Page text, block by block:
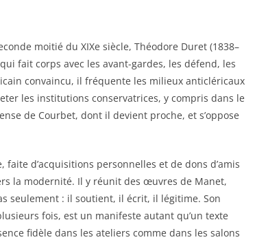
moitié du XIXe siècle, Théodore Duret (1838–
fait corps avec les avant-gardes, les défend, les
convaincu, il fréquente les milieux anticléricaux
les institutions conservatrices, y compris dans le
de Courbet, dont il devient proche, et s’oppose
d’acquisitions personnelles et de dons d’amis
la modernité. Il y réunit des œuvres de Manet,
seulement : il soutient, il écrit, il légitime. Son
fois, est un manifeste autant qu’un texte
fidèle dans les ateliers comme dans les salons